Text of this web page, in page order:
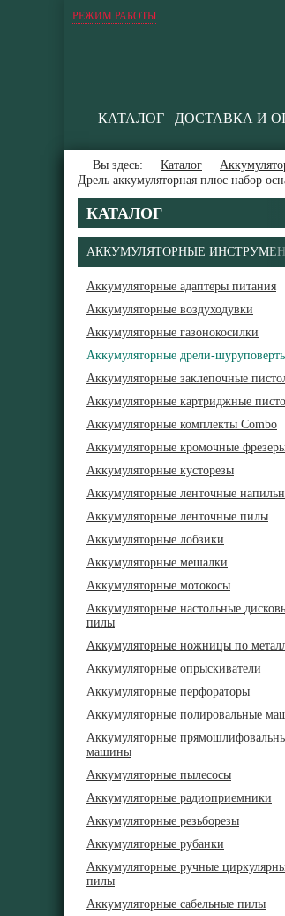
РЕЖИМ РАБОТЫ
КАТАЛОГ ДОСТАВКА И
Вы здесь: Каталог
Дрель аккумуляторная плюс набор
КАТАЛОГ
АККУМУЛЯТОРНЫЕ
Аккумуляторные адаптеры питания
Аккумуляторные воздуходувки
Аккумуляторные газонокосилки
Аккумуляторные дрели-
Аккумуляторные заклепочные
Аккумуляторные картриджные
Аккумуляторные комплекты Combo
Аккумуляторные кромочные
Аккумуляторные кусторезы
Аккумуляторные ленточные
Аккумуляторные ленточные пилы
Аккумуляторные лобзики
Аккумуляторные мешалки
Аккумуляторные мотокосы
Аккумуляторные настольные
пилы
Аккумуляторные ножницы по
Аккумуляторные опрыскиватели
Аккумуляторные перфораторы
Аккумуляторные полировальные
Аккумуляторные
машины
Аккумуляторные пылесосы
Аккумуляторные радиоприемники
Аккумуляторные резьборезы
Аккумуляторные рубанки
Аккумуляторные ручные
пилы
Аккумуляторные сабельные пилы